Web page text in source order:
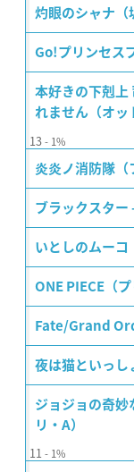
灼眼のシャナ（
Go!プリンセス
本好きの下剋上
れません（オッ
13 1%
炎炎ノ消防隊（
ブラックスタ
いとしのムーコ
ONE PIECE（プ
Fate/Grand
夜は猫といっし
ジョジョの奇妙
リ・A）
11 1%